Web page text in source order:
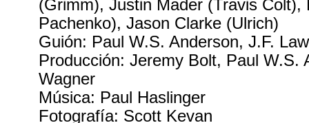
(Grimm), Justin Mader (Travis Colt),
Pachenko), Jason Clarke (Ulrich)
Guión: Paul W.S. Anderson, J.F.
Producción: Jeremy Bolt, Paul W.S.
Wagner
Música: Paul Haslinger
Fotografía: Scott Kevan